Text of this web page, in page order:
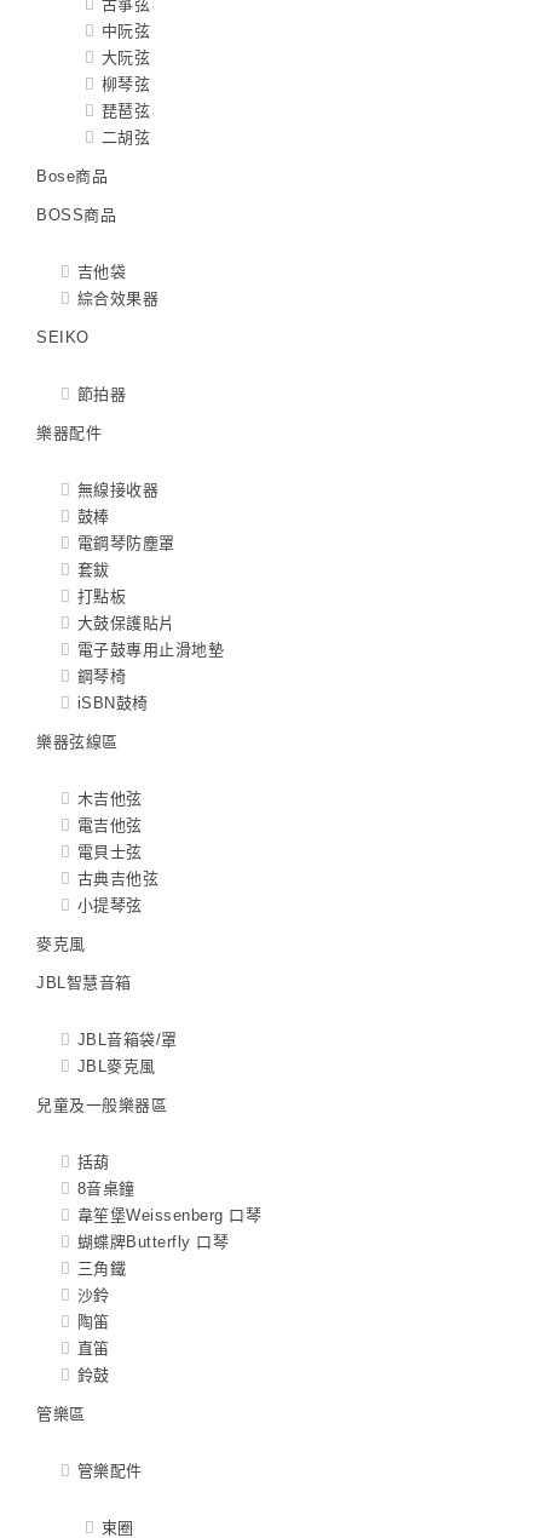
古箏弦
中阮弦
大阮弦
柳琴弦
琵琶弦
二胡弦
Bose商品
BOSS商品
吉他袋
綜合效果器
SEIKO
節拍器
樂器配件
無線接收器
鼓棒
電鋼琴防塵罩
套鈸
打點板
大鼓保護貼片
電子鼓專用止滑地墊
鋼琴椅
iSBN鼓椅
樂器弦線區
木吉他弦
電吉他弦
電貝士弦
古典吉他弦
小提琴弦
麥克風
JBL智慧音箱
JBL音箱袋/罩
JBL麥克風
兒童及一般樂器區
括葫
8音桌鐘
韋笙堡Weissenberg 口琴
蝴蝶牌Butterfly 口琴
三角鐵
沙鈴
陶笛
直笛
鈴鼓
管樂區
管樂配件
束圈